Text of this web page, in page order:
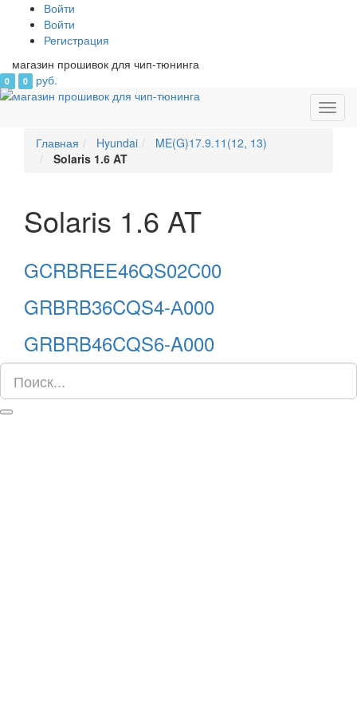
Войти
Войти
Регистрация
магазин прошивок для чип-тюнинга
0 0
руб.
Главная
Hyundai
ME(G)17.9.11(12, 13)
Solaris 1.6 AT
Solaris 1.6 AT
GCRBREE46QS02C00
GRBRB36CQS4-А000
GRBRB46CQS6-A000